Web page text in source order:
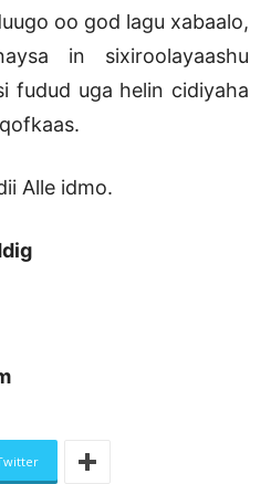
oo god lagu xabaalo,
in sixiroolayaashu
fudud uga helin cidiyaha
Alle idmo.